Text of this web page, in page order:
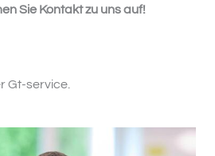
Sie Kontakt zu uns auf!
Gt-service.